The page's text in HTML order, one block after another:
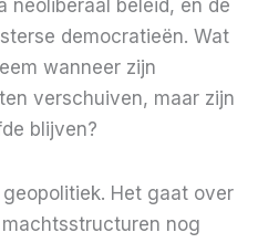
neoliberaal beleid, en de
democratieën. Wat
wanneer zijn
verschuiven, maar zijn
blijven?
Het gaat over
nog